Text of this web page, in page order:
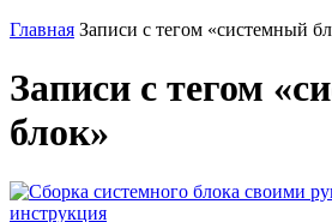
Главная Записи с тегом «системный
Записи с тегом
блок»